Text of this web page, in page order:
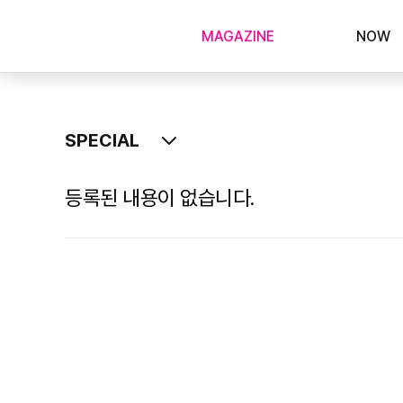
MAGAZINE NOW
SPECIAL
등록된 내용이 없습니다.